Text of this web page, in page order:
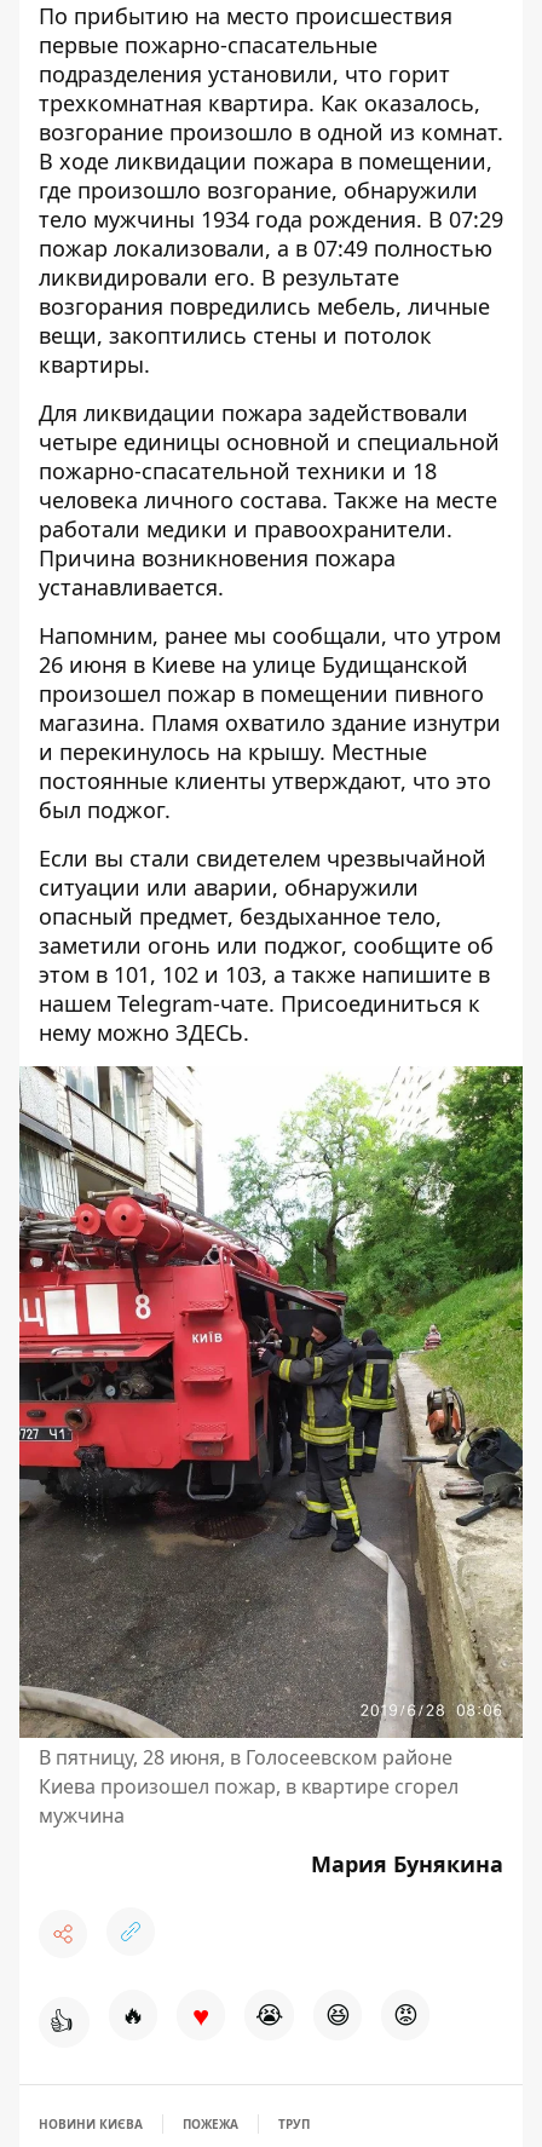
По прибытию на место происшествия
первые пожарно-спасательные
подразделения установили, что горит
трехкомнатная квартира. Как оказалось,
возгорание произошло в одной из комнат.
В ходе ликвидации пожара в помещении,
где произошло возгорание, обнаружили
тело мужчины 1934 года рождения. В 07:29
пожар локализовали, а в 07:49 полностью
ликвидировали его. В результате
возгорания повредились мебель, личные
вещи, закоптились стены и потолок
квартиры.
Для ликвидации пожара задействовали
четыре единицы основной и специальной
пожарно-спасательной техники и 18
человека личного состава. Также на месте
работали медики и правоохранители.
Причина возникновения пожара
устанавливается.
Напомним, ранее мы сообщали, что утром
26 июня в Киеве на улице Будищанской
произошел пожар в помещении пивного
магазина. Пламя охватило здание изнутри
и перекинулось на крышу. Местные
постоянные клиенты утверждают, что это
был поджог.
Если вы стали свидетелем чрезвычайной
ситуации или аварии, обнаружили
опасный предмет, бездыханное тело,
заметили огонь или поджог, сообщите об
этом в 101, 102 и 103, а также напишите в
нашем Telegram-чате. Присоединиться к
нему можно ЗДЕСЬ.
В пятницу, 28 июня, в Голосеевском районе
Киева произошел пожар, в квартире сгорел
мужчина
Мария Бунякина
👍 🔥 ♥ 😭 😆 😡
НОВИНИ КИЄВА ПОЖЕЖА ТРУП